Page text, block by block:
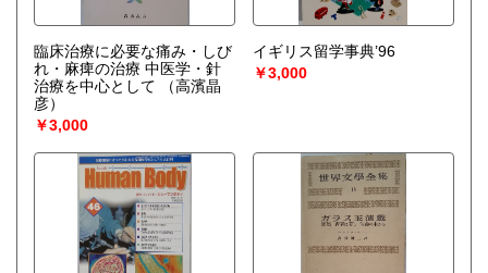
臨床治療に必要な痛み・しび
れ・麻痺の治療 中医学・針
治療を中心として
（高濱晶
彦）
￥3,000
イギリス留学事典’96
￥3,000